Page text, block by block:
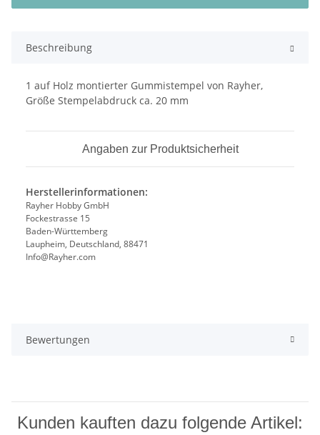
Beschreibung
1 auf Holz montierter Gummistempel von Rayher,
Größe Stempelabdruck ca. 20 mm
Angaben zur Produktsicherheit
Herstellerinformationen:
Rayher Hobby GmbH
Fockestrasse 15
Baden-Württemberg
Laupheim, Deutschland, 88471
Info@Rayher.com
Bewertungen
Kunden kauften dazu folgende Artikel: